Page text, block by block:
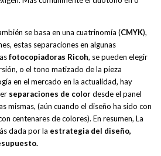
se basa en una cuatrinomía (CMYK),
estas separaciones en algunas
fotocopiadoras Ricoh, se pueden elegir
o el tono matizado de la pieza
en el mercado en la actualidad, hay
separaciones de colordesde el panel
mismas, (aún cuando el diseño ha sido con
centenares de colores). En resumen, La
dada por la estrategia del diseño,